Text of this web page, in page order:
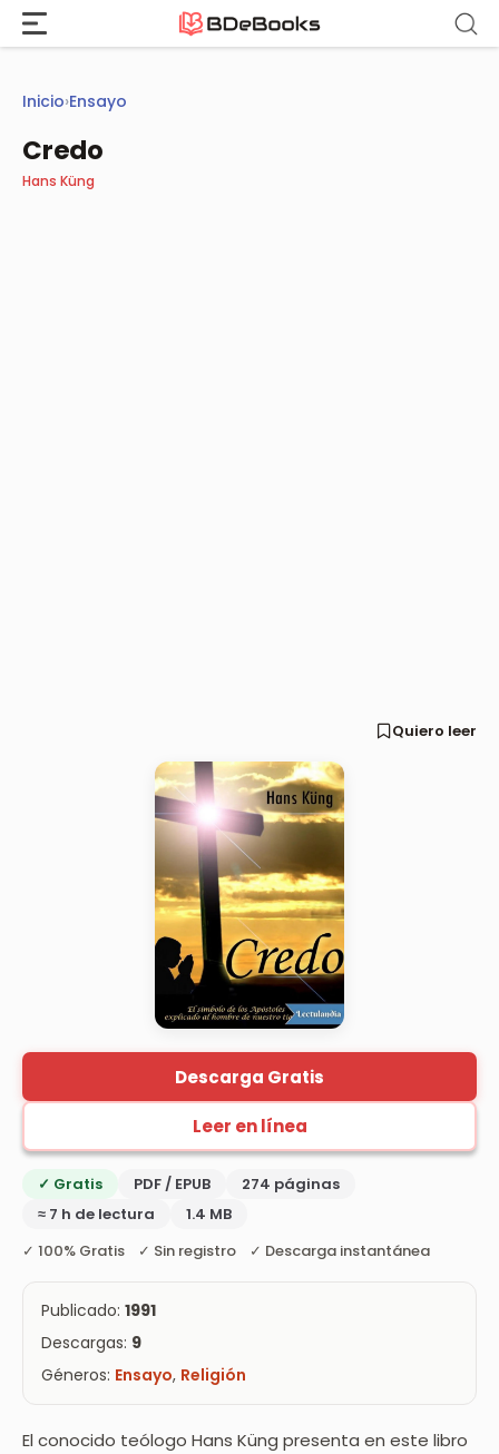
Saltar
contenido
Inicio›Ensayo
Credo
Hans Küng
Quiero leer
Descarga Gratis
Leer en línea
✓ Gratis PDF / EPUB
274 páginas
≈ 7 h de lectura
1.4 MB
✓ 100% Gratis ✓ Sin registro ✓ Descarga instantánea
Publicado: 1991
Descargas: 9
Géneros: Ensayo, Religión
El conocido teólogo Hans Küng presenta en este libro